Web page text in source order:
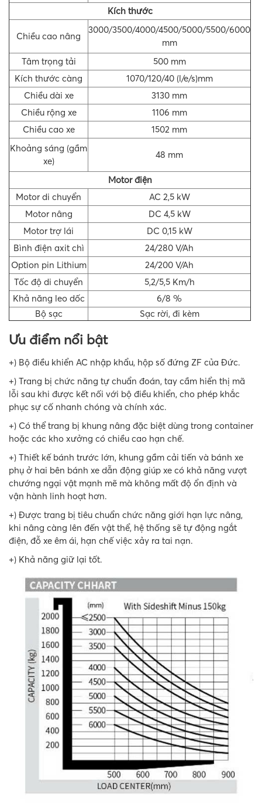
Kích thước
Chiều cao nâng
3000/3500/4000/4500/5000/5500/6000
mm
Tâm trọng tải
500 mm
Kích thước càng
1070/120/40 (l/e/s)mm
Chiều dài xe
3130 mm
Chiều rộng xe
1106 mm
Chiều cao xe
1502 mm
Khoảng sáng (gầm
xe)
48 mm
Motor điện
Motor di chuyển
AC 2,5 kW
Motor nâng
DC 4,5 kW
Motor trợ lái
DC 0,15 kW
Bình điện axit chì
24/280 V/Ah
Option pin Lithium
24/200 V/Ah
Tốc độ di chuyển
5,2/5,5 Km/h
Khả năng leo dốc
6/8 %
Bộ sạc
Sạc rời, đi kèm
Ưu điểm nổi bật
+) Bộ điều khiển AC nhập khẩu, hộp số đứng ZF của Đức.
+) Trang bị chức năng tự chuẩn đoán, tay cầm hiển thị mã
lỗi sau khi được kết nối với bộ điều khiển, cho phép khắc
phục sự cố nhanh chóng và chính xác.
+) Có thể trang bị khung nâng đặc biệt dùng trong container
hoặc các kho xưởng có chiều cao hạn chế.
+) Thiết kế bánh trước lớn, khung gầm cải tiến và bánh xe
phụ ở hai bên bánh xe dẫn động giúp xe có khả năng vượt
chướng ngại vật mạnh mẽ mà không mất độ ổn định và
vận hành linh hoạt hơn.
+) Được trang bị tiêu chuẩn chức năng giới hạn lực nâng,
khi nâng càng lên đến vật thể, hệ thống sẽ tự động ngắt
điện, đỗ xe êm ái, hạn chế việc xảy ra tai nạn.
+) Khả năng giữ lại tốt.